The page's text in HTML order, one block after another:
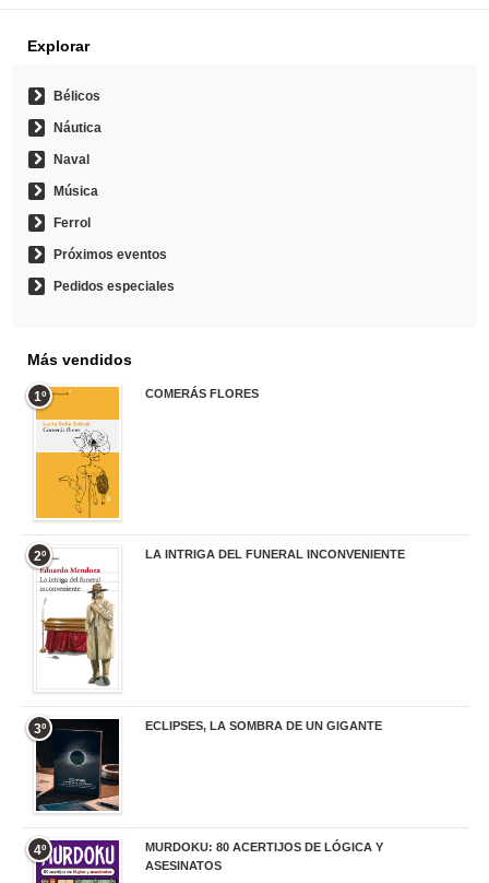
Explorar
Bélicos
Náutica
Naval
Música
Ferrol
Próximos eventos
Pedidos especiales
Más vendidos
1º COMERÁS FLORES
2º LA INTRIGA DEL FUNERAL INCONVENIENTE
3º ECLIPSES, LA SOMBRA DE UN GIGANTE
4º
MURDOKU: 80 ACERTIJOS DE LÓGICA Y
ASESINATOS